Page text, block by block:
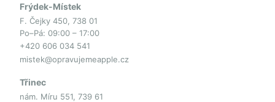
Frýdek-Místek
F. Čejky 450, 738 01
Po–Pá: 09:00 – 17:00
+420 606 034 541
mistek@opravujemeapple.cz
Třinec
nám. Míru 551, 739 61